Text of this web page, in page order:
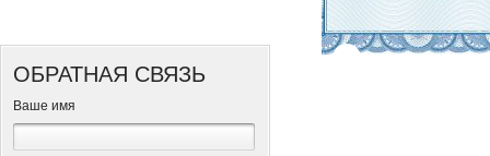
ОБРАТНАЯ СВЯЗЬ
Ваше имя